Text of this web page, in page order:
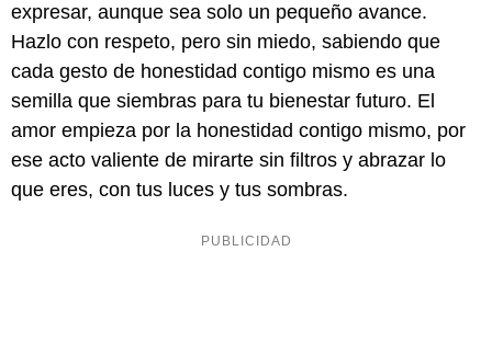
expresar, aunque sea solo un pequeño avance.
Hazlo con respeto, pero sin miedo, sabiendo que
cada gesto de honestidad contigo mismo es una
semilla que siembras para tu bienestar futuro. El
amor empieza por la honestidad contigo mismo, por
ese acto valiente de mirarte sin filtros y abrazar lo
que eres, con tus luces y tus sombras.